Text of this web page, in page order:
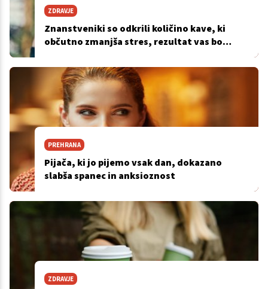
ZDRAVJE
Znanstveniki so odkrili količino kave, ki
občutno zmanjša stres, rezultat vas bo
PREHRANA
Pijača, ki jo pijemo vsak dan, dokazano
slabša spanec in anksioznost
ZDRAVJE